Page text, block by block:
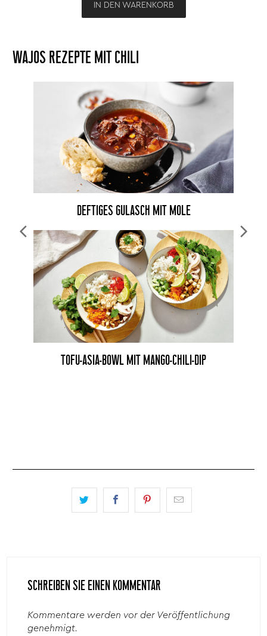
IN DEN WARENKORB
WAJOS REZEPTE MIT CHILI
DEFTIGES GULASCH MIT MOLE
TOFU-ASIA-BOWL MIT MANGO-CHILI-DIP
SCHREIBEN SIE EINEN KOMMENTAR
Kommentare werden vor der Veröffentlichung
genehmigt.